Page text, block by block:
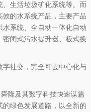
生活垃圾矿化系统等。而
的水系统产品，主要产品
系统、全自动一体化自动
闭式污水提升器、板式换
社交，完全可去中心化与
隆及其数字科技快速谋篇
绿色发展道路，以全新的